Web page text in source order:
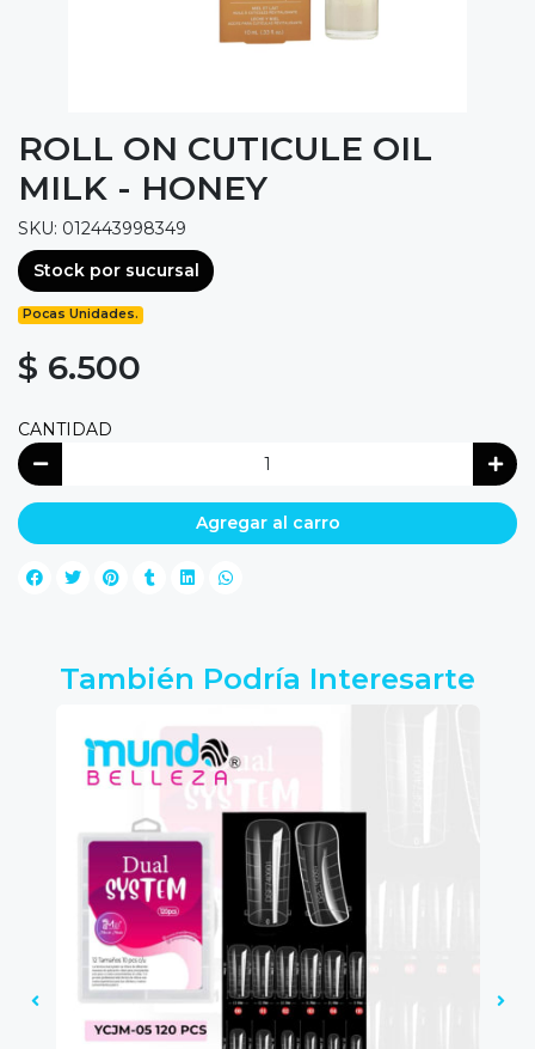
ROLL ON CUTICULE OIL
MILK - HONEY
SKU: 012443998349
Stock por sucursal
Pocas Unidades.
$ 6.500
CANTIDAD
Agregar al carro
También Podría Interesarte